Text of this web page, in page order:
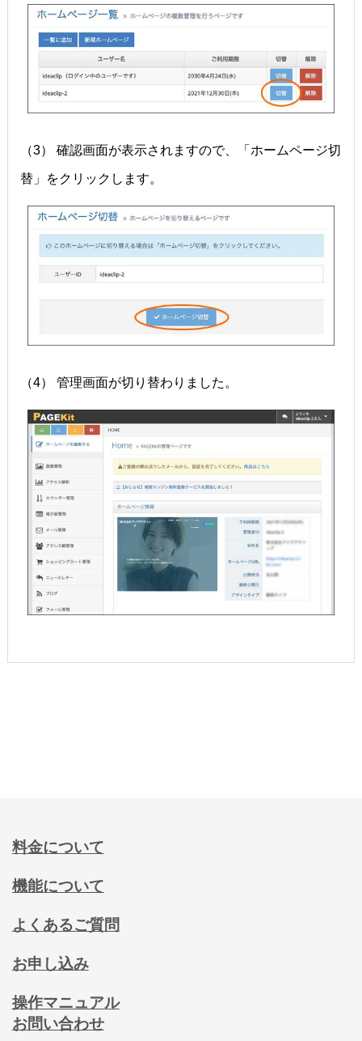
（3） 確認画面が表示されますので、「ホームページ切
替」をクリックします。
（4） 管理画面が切り替わりました。
料金について
機能について
よくあるご質問
お申し込み
操作マニュアル
お問い合わせ